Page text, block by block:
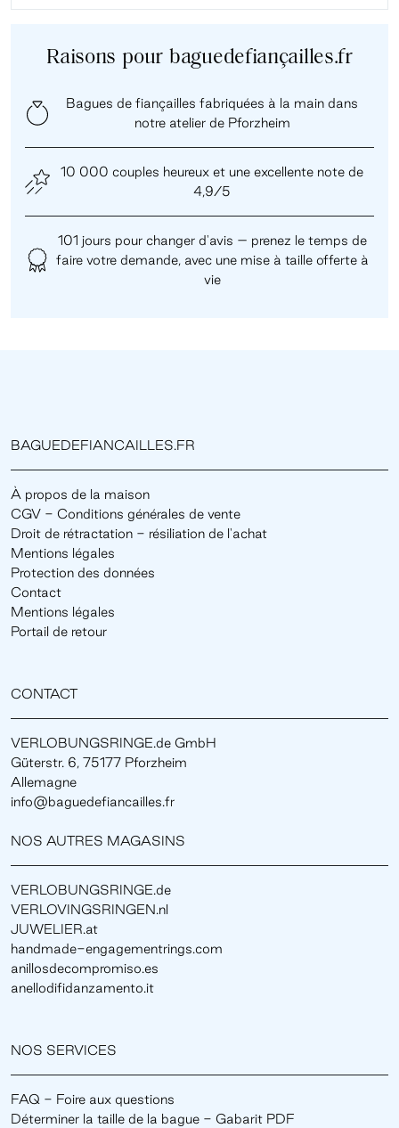
Raisons pour baguedefiançailles.fr
Bagues de fiançailles fabriquées à la main dans
notre atelier de Pforzheim
10 000 couples heureux et une excellente note de
4,9/5
101 jours pour changer d'avis – prenez le temps de
faire votre demande, avec une mise à taille offerte à
vie
BAGUEDEFIANCAILLES.FR
À propos de la maison
CGV - Conditions générales de vente
Droit de rétractation - résiliation de l'achat
Mentions légales
Protection des données
Contact
Mentions légales
Portail de retour
CONTACT
VERLOBUNGSRINGE.de GmbH
Güterstr. 6, 75177 Pforzheim
Allemagne
info@baguedefiancailles.fr
NOS AUTRES MAGASINS
VERLOBUNGSRINGE.de
VERLOVINGSRINGEN.nl
JUWELIER.at
handmade-engagementrings.com
anillosdecompromiso.es
anellodifidanzamento.it
NOS SERVICES
FAQ - Foire aux questions
Déterminer la taille de la bague - Gabarit PDF